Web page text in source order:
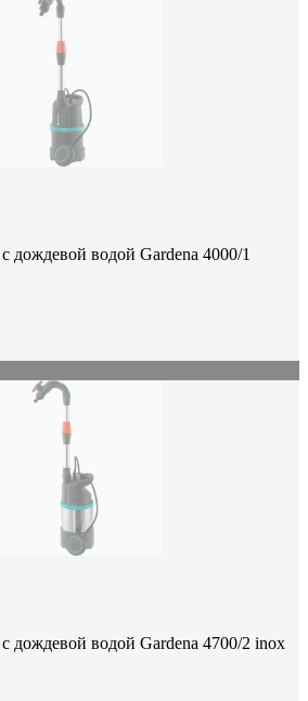
дождевой водой Gardena 4000/1
с дождевой водой Gardena 4700/2 inox